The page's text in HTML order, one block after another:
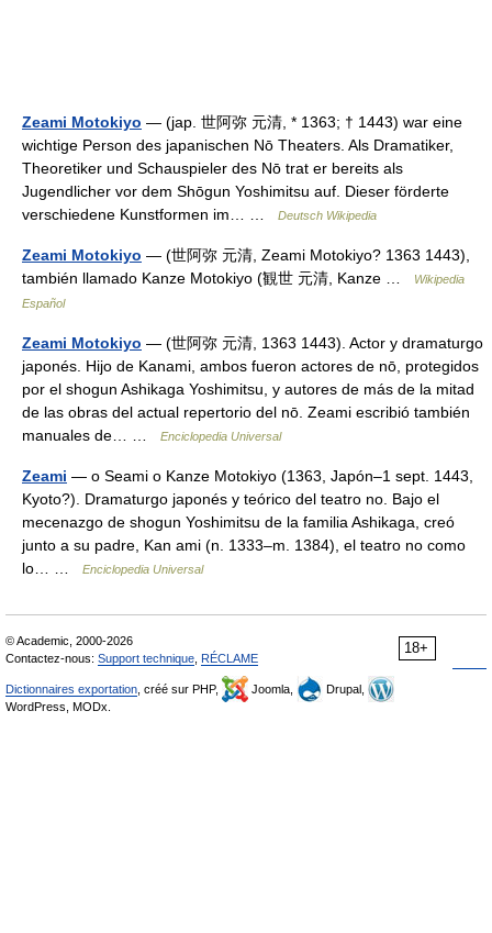
Zeami Motokiyo — (jap. 世阿弥 元清, * 1363; † 1443) war eine
wichtige Person des japanischen Nō Theaters. Als Dramatiker,
Theoretiker und Schauspieler des Nō trat er bereits als
Jugendlicher vor dem Shōgun Yoshimitsu auf. Dieser förderte
verschiedene Kunstformen im… …
Deutsch Wikipedia
Zeami Motokiyo — (世阿弥 元清, Zeami Motokiyo? 1363 1443),
también llamado Kanze Motokiyo (観世 元清, Kanze …
Wikipedia
Español
Zeami Motokiyo — (世阿弥 元清, 1363 1443). Actor y dramaturgo
japonés. Hijo de Kanami, ambos fueron actores de nō, protegidos
por el shogun Ashikaga Yoshimitsu, y autores de más de la mitad
de las obras del actual repertorio del nō. Zeami escribió también
manuales de… …
Enciclopedia Universal
Zeami — o Seami o Kanze Motokiyo (1363, Japón–1 sept. 1443,
Kyoto?). Dramaturgo japonés y teórico del teatro no. Bajo el
mecenazgo de shogun Yoshimitsu de la familia Ashikaga, creó
junto a su padre, Kan ami (n. 1333–m. 1384), el teatro no como
lo… …
Enciclopedia Universal
18+
© Academic, 2000-2026
Contactez-nous: Support technique RÉCLAME
Dictionnaires exportation , créé sur PHP, Joomla,
Drupal,
WordPress, MODx.